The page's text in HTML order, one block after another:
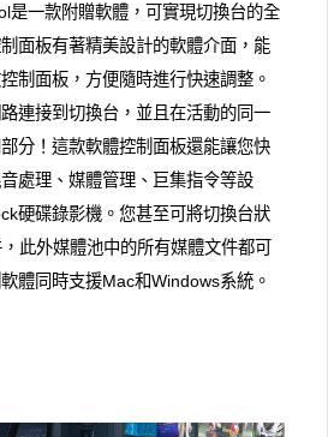
是一款附贈軟體，可實現切換台的全
面板有著精美設計的軟體介面，能
制面板，方便隨時進行快速調整。
連接到切換台，並且在活動的同一
分！這款軟體控制面板還能讓您快
處理、媒體管理、巨集指令等設
硬碟錄影機。您甚至可將切換台狀
此外媒體池中的所有媒體文件都可
體同時支援Mac和Windows系統。